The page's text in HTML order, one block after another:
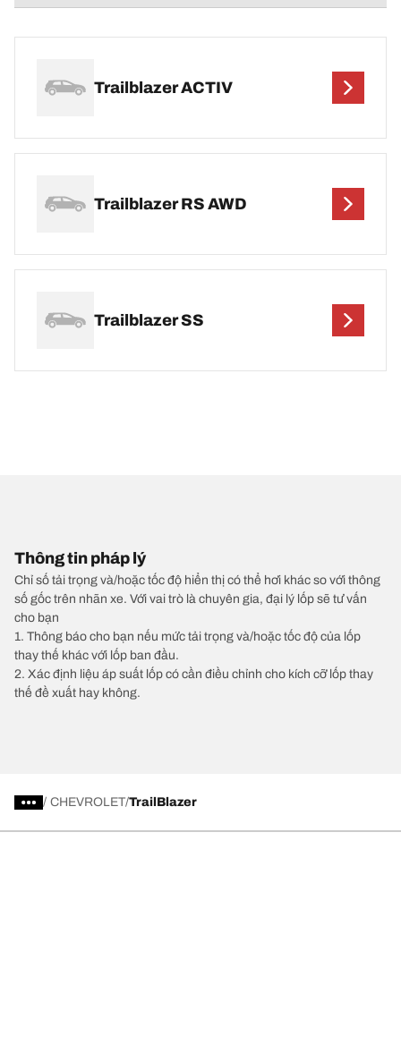
Trailblazer ACTIV
Trailblazer RS AWD
Trailblazer SS
Thông tin pháp lý
Chỉ số tải trọng và/hoặc tốc độ hiển thị có thể hơi khác so với thông
số gốc trên nhãn xe. Với vai trò là chuyên gia, đại lý lốp sẽ tư vấn
cho bạn
1. Thông báo cho bạn nếu mức tải trọng và/hoặc tốc độ của lốp
thay thế khác với lốp ban đầu.
2. Xác định liệu áp suất lốp có cần điều chỉnh cho kích cỡ lốp thay
thế đề xuất hay không.
/ CHEVROLET TrailBlazer